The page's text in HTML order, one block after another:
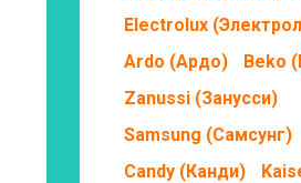
Electrolux
Ardo (Ардо)
Beko
Zanussi (Занусси)
Samsung (Самсунг)
Candy (Канди)